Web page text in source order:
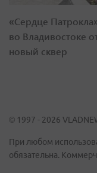
«Сердце
во Владивостоке
новый сквер
© 1997 - 2026
При любом
обязательна.